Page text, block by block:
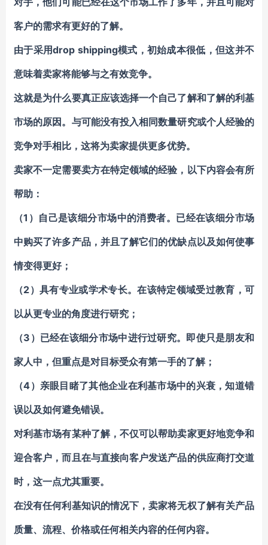
客户的需求有更好的了解。
由于采用drop shipping模式，初始成本很低，但这并不
意味着卖家将能够与之有效竞争。
这就是为什么要真正应该选择一个自己了解和了解的利基
市场的原因。与可能没有投入相同数量研究或个人经验的
竞争对手相比，这将为卖家提供更多优势。
卖家不一定需要卖方在特定领域的经验，以下内容会有所
帮助：
（1）自己是该细分市场中的消费者。已经在该细分市场
中购买了许多产品，并且了解它们的优缺点以及如何使事
情变得更好；
（2）具有专业或学术专长。在该特定领域受过教育，可
以从更专业的角度进行研究；
（3）已经在该细分市场中进行过研究。即使只是朋友和
家人中，但重点是对目标受众有第一手的了解；
（4）亲眼目睹了其他企业在利基市场中的兴衰，知道错
误以及如何避免错误。
对利基市场有某种了解，不仅可以帮助卖家更好地竞争和
迎合客户，而且在与直接向客户发送产品的供应商打交道
时，这一点尤其重要。
在没有任何利基知识的情况下，卖家将无权了解有关产品
质量、流程、价格或任何相关内容的任何内容。